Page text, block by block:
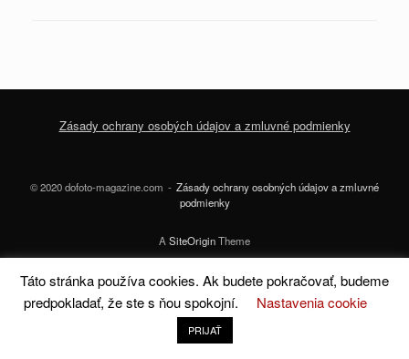
Zásady ochrany osobých údajov a zmluvné podmienky
© 2020 dofoto-magazine.com
Zásady ochrany osobných údajov a zmluvné
podmienky
A SiteOriginTheme
Táto stránka používa cookies. Ak budete pokračovať, budeme
predpokladať, že ste s ňou spokojní.
Nastavenia cookie
PRIJAŤ